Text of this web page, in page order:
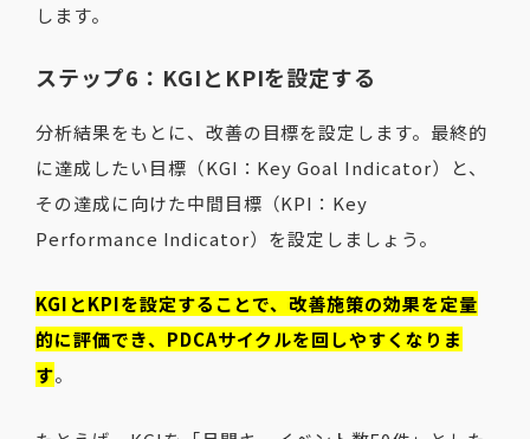
します。
ステップ6：KGIとKPIを設定する
分析結果をもとに、改善の目標を設定します。最終的
に達成したい目標（KGI：Key Goal Indicator）と、
その達成に向けた中間目標（KPI：Key
Performance Indicator）を設定しましょう。
KGIとKPIを設定することで、改善施策の効果を定量
的に評価でき、PDCAサイクルを回しやすくなりま
す。